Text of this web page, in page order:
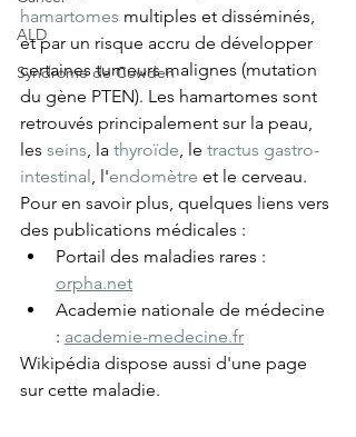
ALD
Syndrome de Cowden
hamartomes multiples et disséminés,
et par un risque accru de développer
certaines tumeurs malignes (mutation
du gène PTEN). Les hamartomes sont
retrouvés principalement sur la peau,
les seins, la thyroïde, le tractus gastro-
intestinal, l'endomètre et le cerveau.
Pour en savoir plus, quelques liens vers
des publications médicales :
Portail des maladies rares :
orpha.net
Academie nationale de médecine
: academie-medecine.fr
Wikipédia dispose aussi d'une page
sur cette maladie.